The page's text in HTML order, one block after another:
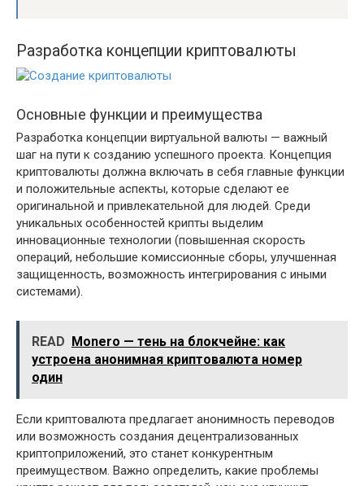
Разработка концепции криптовалюты
Основные функции и преимущества
Разработка концепции виртуальной валюты — важный
шаг на пути к созданию успешного проекта. Концепция
криптовалюты должна включать в себя главные функции
и положительные аспекты, которые сделают ее
оригинальной и привлекательной для людей. Среди
уникальных особенностей крипты выделим
инновационные технологии (повышенная скорость
операций, небольшие комиссионные сборы, улучшенная
защищенность, возможность интегрирования с иными
системами).
READ Monero — тень на блокчейне: как
устроена анонимная криптовалюта номер
один
Если криптовалюта предлагает анонимность переводов
или возможность создания децентрализованных
криптоприложений, это станет конкурентным
преимуществом. Важно определить, какие проблемы